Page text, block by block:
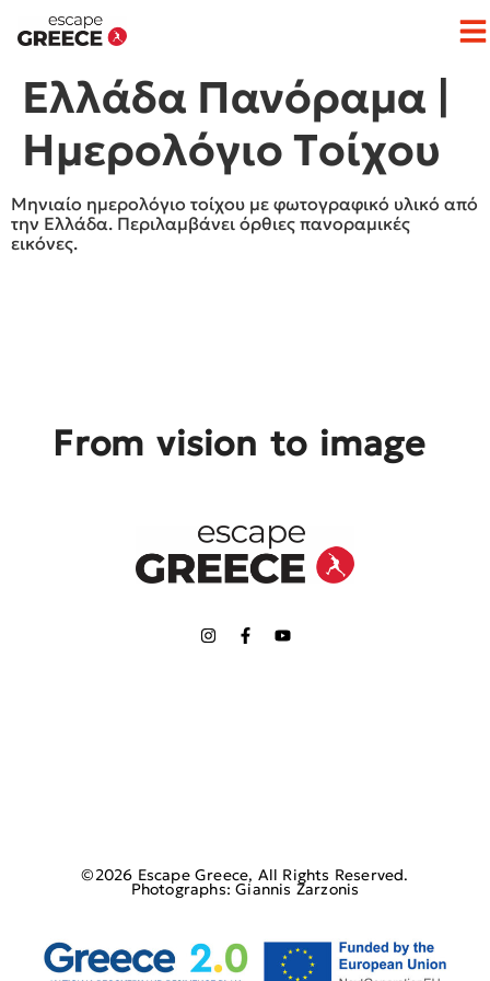
Ελλάδα Πανόραμα |
Ημερολόγιo Tοίχου
Μηνιαίο ημερολόγιο τοίχου με φωτογραφικό υλικό από
την Ελλάδα. Περιλαμβάνει όρθιες πανοραμικές
εικόνες.
From vision to image
©2026 Escape Greece, All Rights Reserved.
Photographs: Giannis Zarzonis